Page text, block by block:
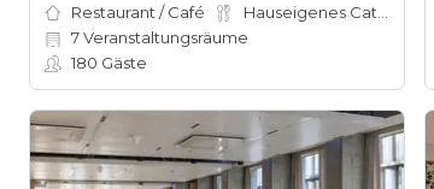
Restaurant / Café
7Veranstaltungsräume
180 Gäste